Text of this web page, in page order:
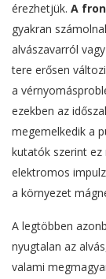
érezhetjük. A
gyakran
alvászavarról
tere erősen
a
ezekben az
megemelkedik a
kutatók szerint ez
elektromos
a környezet
A legtöbben
nyugtalan az
valami